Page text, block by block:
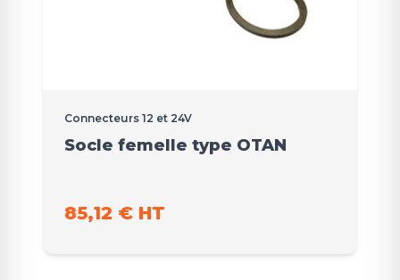
Connecteurs 12 et 24V
Socle femelle type OTAN
85,12 € HT